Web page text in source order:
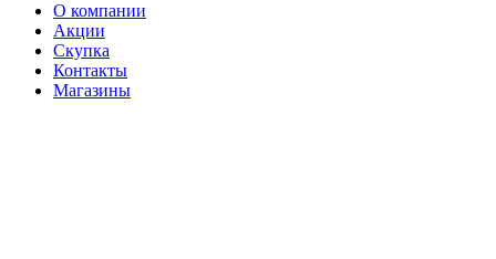
О компании
Акции
Скупка
Контакты
Магазины